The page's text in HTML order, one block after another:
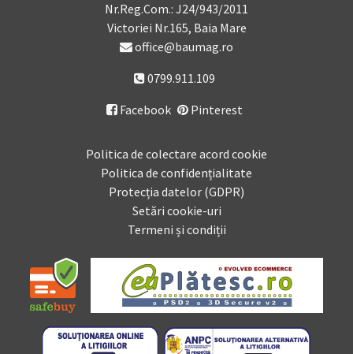
Nr.Reg.Com.: J24/943/2011
Victoriei Nr.165, Baia Mare
office@baumag.ro
0799.911.109
 Facebook Pinterest
Politica de colectare acord cookie
Politica de confidențialitate
Protecția datelor (GDPR)
Setări cookie-uri
Termeni și condiții